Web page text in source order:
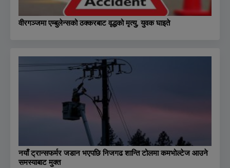
वीरगञ्जमा एम्बुलेन्सको ठक्करबाट वृद्धको मृत्यु, युवक घाइते
नयाँ ट्रान्सफर्मर जडान भएपछि निजगढ शान्ति टोलमा कमभोल्टेज आउने
समस्याबाट मुक्त